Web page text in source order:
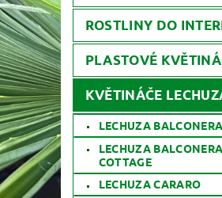
ROSTLINY DO
PLASTOVÉ
KVĚTINÁČE
LECHUZA
LECHUZA BALCONERA
COTTAGE
LECHUZA CARARO